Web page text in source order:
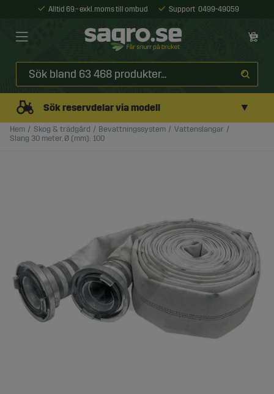
Alltid 69:- exkl. moms till ombud Support 0499-49059
Sök reservdelar via modell ▼
Hem Skog & trädgård Bevattningssystem
Vattenslangar
Slang 30 meter, Ø (mm): 100